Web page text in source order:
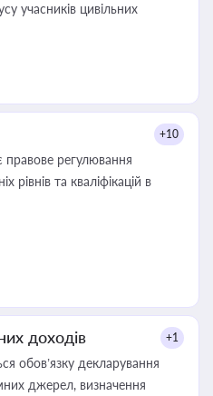
учасників цивільних
+10
регулювання
рівнів та кваліфікацій в
доходів +1
обов’язку декларування
джерел, визначення